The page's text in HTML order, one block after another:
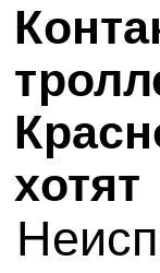
хотят